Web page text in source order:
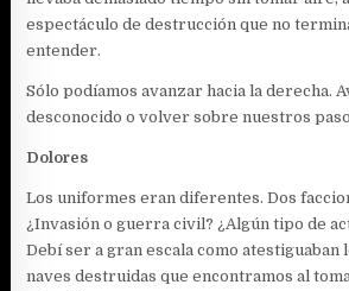
espectáculo de destrucción que no
entender.
Sólo podíamos avanzar hacia la derecha.
desconocido o volver sobre nuestros
Dolores
Los uniformes eran diferentes. Dos
¿Invasión o guerra civil? ¿Algún tipo de
Debí ser a gran escala como atestiguaban
naves destruidas que encontramos al